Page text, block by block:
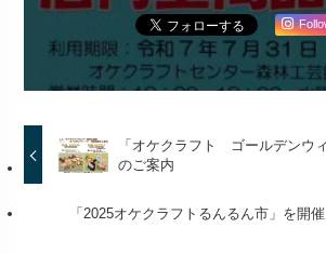
「オケクラフト ゴールデンウ
のご案内
「2025オケクラフトるんるん市」を開